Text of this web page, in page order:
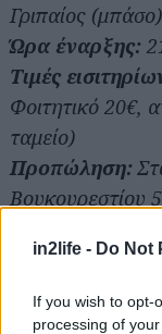
in2life - Do Not
If you wish to opt-
processing of
Γριπαίος
Ώρα έναρξης:
Τιμές
Φοιτητικό 20€,
ταμείο)
Προπώληση:
Βουκουρεστίου
Κρατήσεις
Αναζήτηση
για...